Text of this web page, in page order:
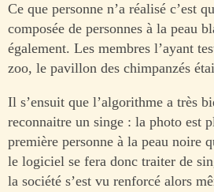
Ce que personne n’a réalisé c’est
composée de personnes à la peau
également. Les membres l’ayant
zoo, le pavillon des chimpanzés
Il s’ensuit que l’algorithme a très
reconnaitre un singe : la photo est
première personne à la peau noire
le logiciel se fera donc traiter de
la société s’est vu renforcé alors